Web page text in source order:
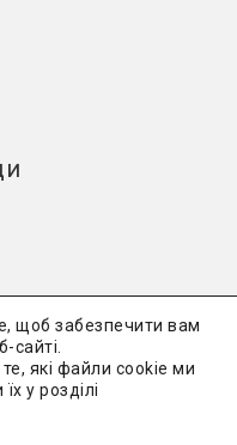
захищені.
щоб забезпечити вам
які файли cookie ми
у розділі